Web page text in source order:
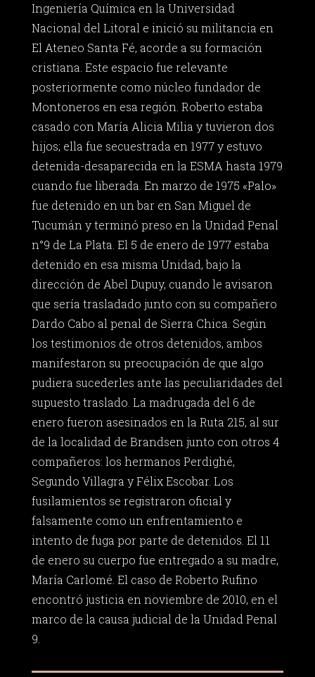
Ingeniería Química en la Universidad
Nacional del Litoral e inició su militancia en
El Ateneo Santa Fé, acorde a su formación
cristiana. Este espacio fue relevante
posteriormente como núcleo fundador de
Montoneros en esa región. Roberto estaba
casado con María Alicia Milia y tuvieron dos
hijos; ella fue secuestrada en 1977 y estuvo
detenida-desaparecida en la ESMA hasta 1979
cuando fue liberada. En marzo de 1975 «Palo»
fue detenido en un bar en San Miguel de
Tucumán y terminó preso en la Unidad Penal
n°9 de La Plata. El 5 de enero de 1977 estaba
detenido en esa misma Unidad, bajo la
dirección de Abel Dupuy, cuando le avisaron
que sería trasladado junto con su compañero
Dardo Cabo al penal de Sierra Chica. Según
los testimonios de otros detenidos, ambos
manifestaron su preocupación de que algo
pudiera sucederles ante las peculiaridades del
supuesto traslado. La madrugada del 6 de
enero fueron asesinados en la Ruta 215, al sur
de la localidad de Brandsen junto con otros 4
compañeros: los hermanos Perdighé,
Segundo Villagra y Félix Escobar. Los
fusilamientos se registraron oficial y
falsamente como un enfrentamiento e
intento de fuga por parte de detenidos. El 11
de enero su cuerpo fue entregado a su madre,
María Carlomé. El caso de Roberto Rufino
encontró justicia en noviembre de 2010, en el
marco de la causa judicial de la Unidad Penal
9.